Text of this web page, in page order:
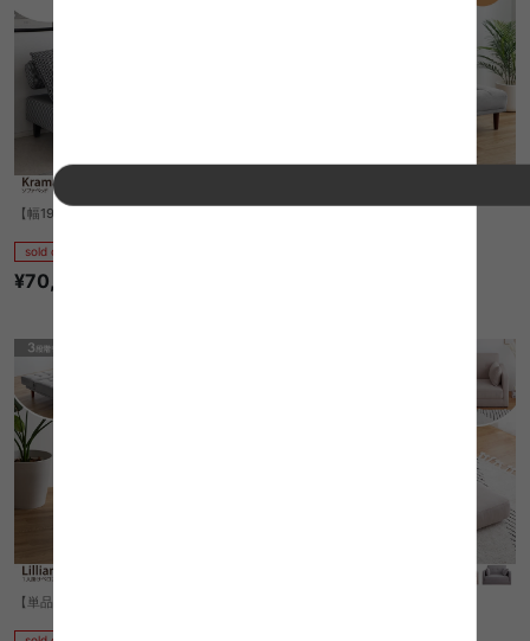
【幅193cm】Krama ソファベッド
sold out
¥70,910
【単品】Lillian 1人掛けベロアソファ